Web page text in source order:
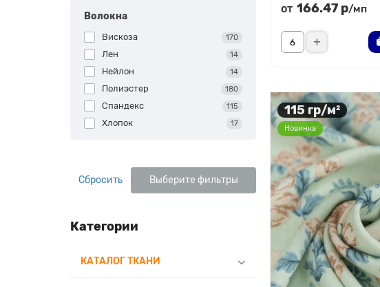
Волокна
Вискоза 170
Лен 14
Нейлон 14
Полиэстер 180
Спандекс 115
Хлопок 17
Сбросить Выберите фильтры
Категории
КАТАЛОГ ТКАНИ
от 166.47 р/мп
115 гр/м²
Новинка